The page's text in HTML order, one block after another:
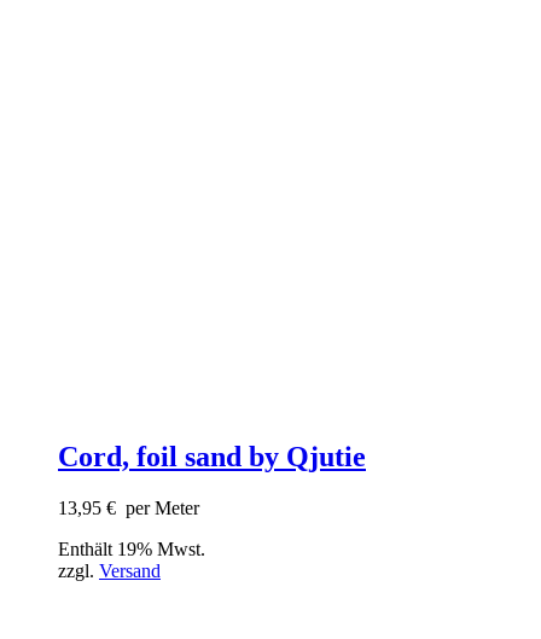
Cord, foil sand by Qjutie
13,95 € per Meter
Enthält 19% Mwst.
zzgl. Versand